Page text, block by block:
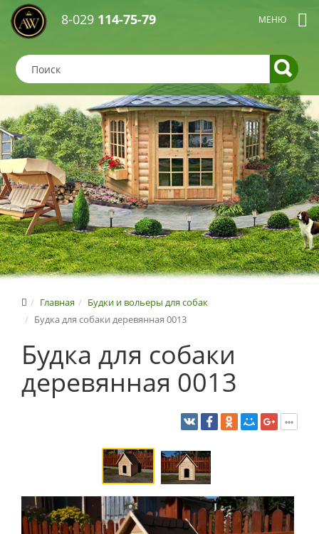
8-029 114-75-79
Главная
Будки и вольеры для собак
Будка для собаки деревянная 0013
Будка для собаки
деревянная 0013